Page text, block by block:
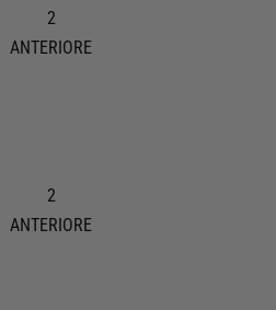
2
ANTERIORE
2
ANTERIORE